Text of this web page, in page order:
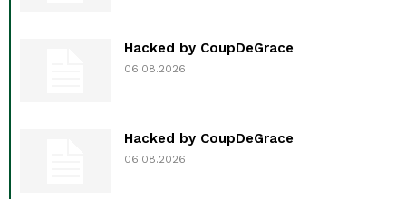
Hacked by CoupDeGrace
06.08.2026
Hacked by CoupDeGrace
06.08.2026